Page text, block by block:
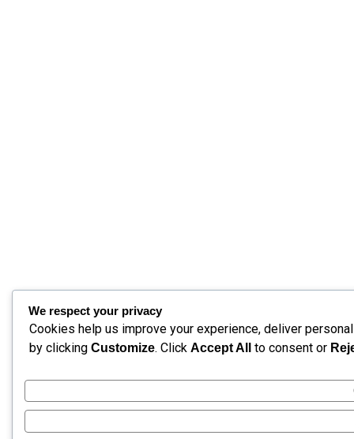
We respect your privacy
Cookies help us improve your experience, deliver
by clicking Customize. Click Accept All to consent or